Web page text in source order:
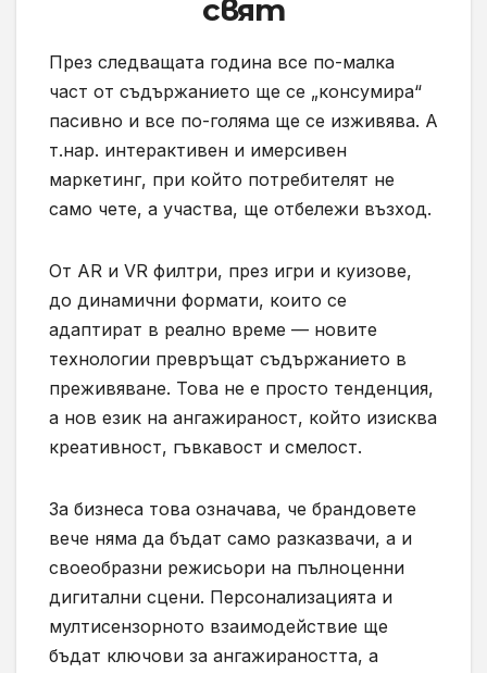
свят
През следващата година все по-малка
част от съдържанието ще се „консумира“
пасивно и все по-голяма ще се изживява. А
т.нар. интерактивен и имерсивен
маркетинг, при който потребителят не
само чете, а участва, ще отбележи възход.
От AR и VR филтри, през игри и куизове,
до динамични формати, които се
адаптират в реално време — новите
технологии превръщат съдържанието в
преживяване. Това не е просто тенденция,
а нов език на ангажираност, който изисква
креативност, гъвкавост и смелост.
За бизнеса това означава, че брандовете
вече няма да бъдат само разказвачи, а и
своеобразни режисьори на пълноценни
дигитални сцени. Персонализацията и
мултисензорното взаимодействие ще
бъдат ключови за ангажираността, а